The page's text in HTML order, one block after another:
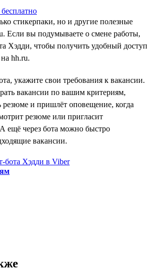
стикерпаки, но и другие полезные
Если вы подумываете о смене работы,
Хэдди, чтобы получить удобный доступ
hh.ru.
укажите свои требования к вакансии.
вакансии по вашим критериям,
резюме и пришлёт оповещение, когда
резюме или пригласит
ещё через бота можно быстро
вакансии.
бота Хэдди в Viber